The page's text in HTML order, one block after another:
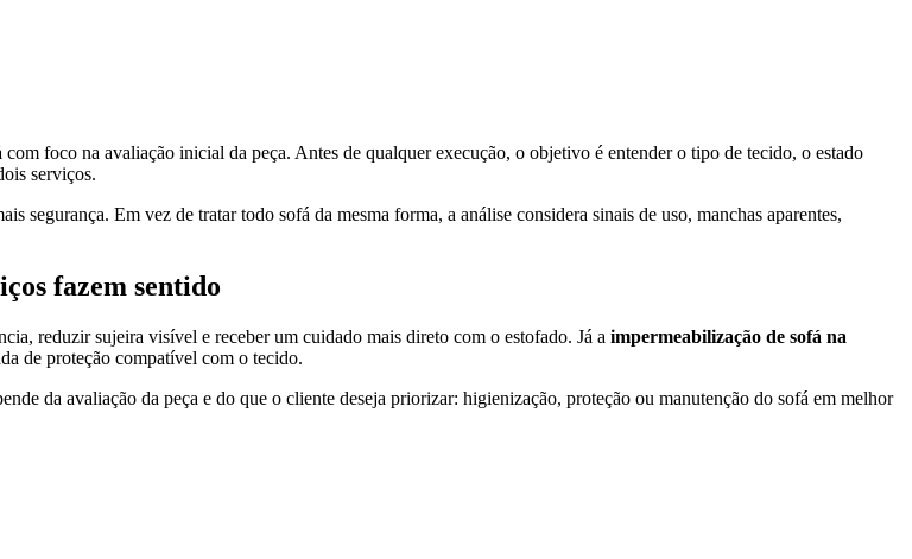
com foco na avaliação inicial da peça. Antes de qualquer execução, o objetivo é entender o tipo de tecido, o estado
serviços.
segurança. Em vez de tratar todo sofá da mesma forma, a análise considera sinais de uso, manchas aparentes,
fazem sentido
reduzir sujeira visível e receber um cuidado mais direto com o estofado. Já a impermeabilização de sofá na
de proteção compatível com o tecido.
da avaliação da peça e do que o cliente deseja priorizar: higienização, proteção ou manutenção do sofá em melhor